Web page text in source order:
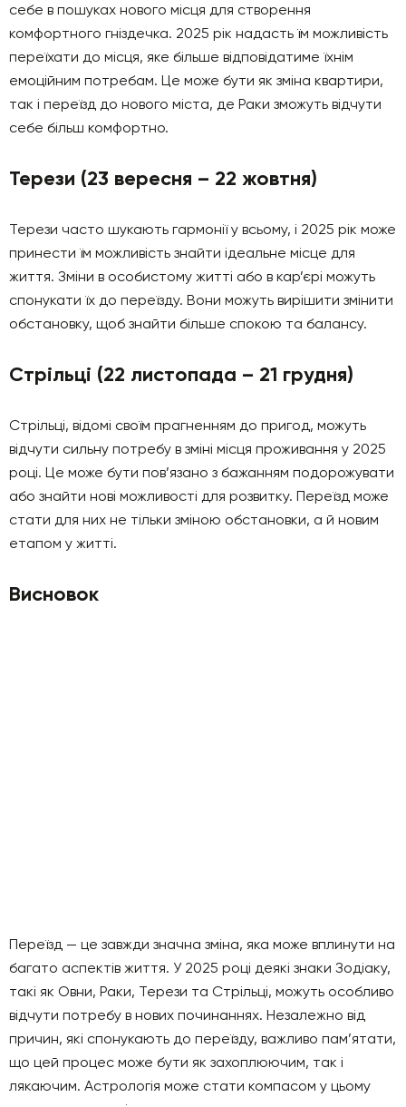
себе в пошуках нового місця для створення
комфортного гніздечка. 2025 рік надасть їм можливість
переїхати до місця, яке більше відповідатиме їхнім
емоційним потребам. Це може бути як зміна квартири,
так і переїзд до нового міста, де Раки зможуть відчути
себе більш комфортно.
Терези (23 вересня – 22 жовтня)
Терези часто шукають гармонії у всьому, і 2025 рік може
принести їм можливість знайти ідеальне місце для
життя. Зміни в особистому житті або в кар’єрі можуть
спонукати їх до переїзду. Вони можуть вирішити змінити
обстановку, щоб знайти більше спокою та балансу.
Стрільці (22 листопада – 21 грудня)
Стрільці, відомі своїм прагненням до пригод, можуть
відчути сильну потребу в зміні місця проживання у 2025
році. Це може бути пов’язано з бажанням подорожувати
або знайти нові можливості для розвитку. Переїзд може
стати для них не тільки зміною обстановки, а й новим
етапом у житті.
Висновок
Переїзд — це завжди значна зміна, яка може вплинути на
багато аспектів життя. У 2025 році деякі знаки Зодіаку,
такі як Овни, Раки, Терези та Стрільці, можуть особливо
відчути потребу в нових починаннях. Незалежно від
причин, які спонукають до переїзду, важливо пам’ятати,
що цей процес може бути як захоплюючим, так і
лякаючим. Астрологія може стати компасом у цьому